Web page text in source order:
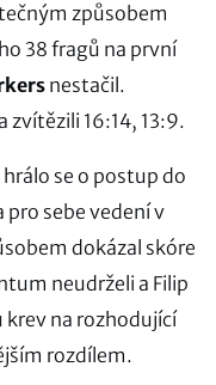
způsobem
38 fragů na první
nestačil.
16:14, 13:9.
se o postup do
pro sebe vedení v
dokázal skóre
neudrželi a Filip
krev na rozhodující
rozdílem.